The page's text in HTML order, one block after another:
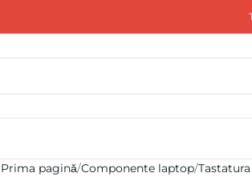
Prima pagină Componente laptop